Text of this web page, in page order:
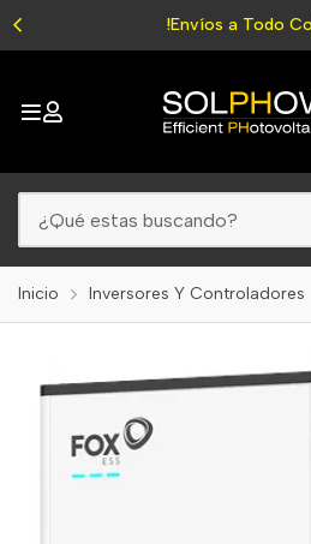
!Envíos a Todo
Inicio Inversores Y Controladores